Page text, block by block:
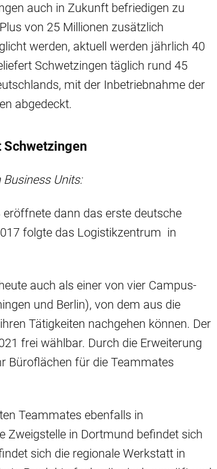
auch in Zukunft befriedigen zu
von 25 Millionen zusätzlich
werden, aktuell werden jährlich 40
Schwetzingen täglich rund 45
mit der Inbetriebnahme der
abgedeckt.
Schwetzingen
Units:
dann das erste deutsche
folgte das Logistikzentrum in
auch als einer von vier Campus-
und Berlin), von dem aus die
Tätigkeiten nachgehen können. Der
frei wählbar. Durch die Erweiterung
Büroflächen für die Teammates
Teammates ebenfalls in
Zweigstelle in Dortmund befindet sich
sich die regionale Werkstatt in